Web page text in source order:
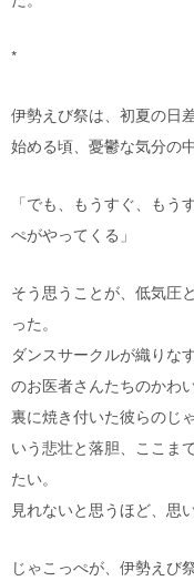
*
伊勢えび祭は、初夏の日
始める頃、憂鬱な気分の
「でも、もうすぐ、も
ぺがやってくる」
そう思うことが、低気圧
った。
ダンスサークルが織りな
のお医者さんたちのかわ
裏に焼き付いた彼らのじ
いう悲壮と落胆、ここま
たい。
見れないと思うほど、思
じゃこっぺが、伊勢えび